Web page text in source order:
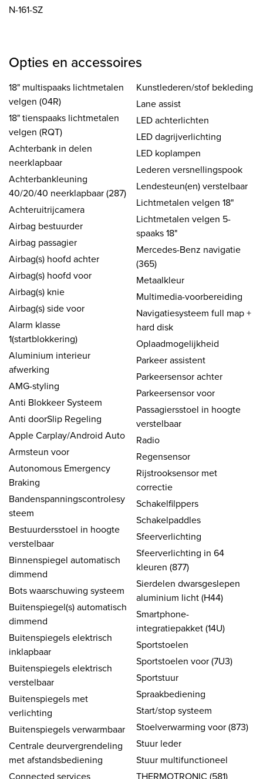
N-161-SZ
Opties en accessoires
18" multispaaks lichtmetalen
velgen (04R)
18" tienspaaks lichtmetalen
velgen (RQT)
Achterbank in delen
neerklapbaar
Achterbankleuning
40/20/40 neerklapbaar (287)
Achteruitrijcamera
Airbag bestuurder
Airbag passagier
Airbag(s) hoofd achter
Airbag(s) hoofd voor
Airbag(s) knie
Airbag(s) side voor
Alarm klasse
1(startblokkering)
Aluminium interieur
afwerking
AMG-styling
Anti Blokkeer Systeem
Anti doorSlip Regeling
Apple Carplay/Android Auto
Armsteun voor
Autonomous Emergency
Braking
Bandenspanningscontrolesy
steem
Bestuurdersstoel in hoogte
verstelbaar
Binnenspiegel automatisch
dimmend
Bots waarschuwing systeem
Buitenspiegel(s) automatisch
dimmend
Buitenspiegels elektrisch
inklapbaar
Buitenspiegels elektrisch
verstelbaar
Buitenspiegels met
verlichting
Buitenspiegels verwarmbaar
Centrale deurvergrendeling
met afstandsbediening
Connected services
Kunstlederen/stof bekleding
Lane assist
LED achterlichten
LED dagrijverlichting
LED koplampen
Lederen versnellingspook
Lendesteun(en) verstelbaar
Lichtmetalen velgen 18"
Lichtmetalen velgen 5-
spaaks 18"
Mercedes-Benz navigatie
(365)
Metaalkleur
Multimedia-voorbereiding
Navigatiesysteem full map +
hard disk
Oplaadmogelijkheid
Parkeer assistent
Parkeersensor achter
Parkeersensor voor
Passagiersstoel in hoogte
verstelbaar
Radio
Regensensor
Rijstrooksensor met
correctie
Schakelfilppers
Schakelpaddles
Sfeerverlichting
Sfeerverlichting in 64
kleuren (877)
Sierdelen dwarsgeslepen
aluminium licht (H44)
Smartphone-
integratiepakket (14U)
Sportstoelen
Sportstoelen voor (7U3)
Sportstuur
Spraakbediening
Start/stop systeem
Stoelverwarming voor (873)
Stuur leder
Stuur multifunctioneel
THERMOTRONIC (581)